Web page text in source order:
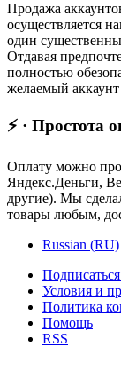
Продажа
осуществляется
один
Отдавая
полностью
желаемый
⚡ · Простота
Оплату можно
Яндекс.Деньги,
другие). Мы
товары любым,
Russian (RU)
Условия и
Политика
Помощь
RSS